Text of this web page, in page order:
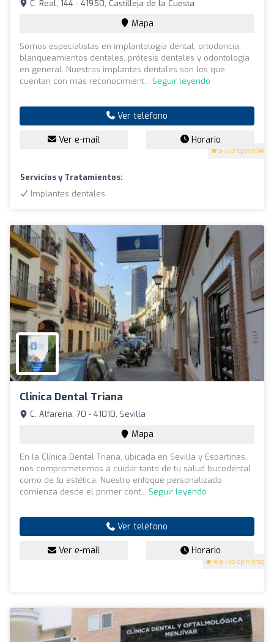
5 (59 opiniones)
C. Real, 144 - 41950, Castilleja de la Cuesta
Mapa
Somos especialistas en implantología dental, ortodoncia,
blanqueamientos dentales, prótesis dentales y odontología
en general. Nuestros implantes dentales son los que
cuentan con más reconocimient... Seguir leyendo
Ver teléfono
Ver e-mail Horario
Servicios y Tratamientos:
Implantes dentales
Clinica Dental Triana
4.6 (45 opiniones)
C. Alfarería, 70 - 41010, Sevilla
Mapa
En la Clínica Dental Triana, ubicada en Sevilla y Espartinas,
nos comprometemos a cuidar tanto de tu salud bucodental
como de tu estética. Nuestro enfoque personalizado
comienza desde el primer cont... Seguir leyendo
Ver teléfono
Ver e-mail Horario